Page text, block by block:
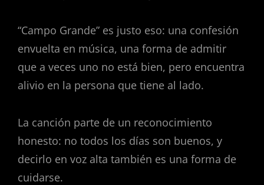
“Campo Grande” es justo eso: una confesión
envuelta en música, una forma de admitir
que a veces uno no está bien, pero encuentra
alivio en la persona que tiene al lado.
La canción parte de un reconocimiento
honesto: no todos los días son buenos, y
decirlo en voz alta también es una forma de
cuidarse.